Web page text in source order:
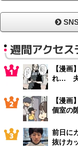
週間アクセ
【漫
れ… 夫
【漫
個室の
前日に
抜けカ